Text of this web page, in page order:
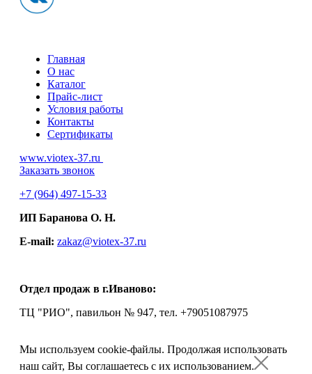
Главная
О нас
Каталог
Прайс-лист
Условия работы
Контакты
Сертификаты
www.viotex-37.ru
Заказать звонок
+7 (964) 497-15-33
ИП Баранова О. Н.
E-mail: zakaz@viotex-37.ru
Отдел продаж в г.Иваново:
ТЦ "РИО", павильон № 947, тел. +79051087975
Мы используем cookie-файлы. Продолжая использовать
наш сайт, Вы соглашаетесь с их использованием.